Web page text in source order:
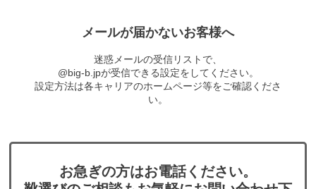
メールが届かないお客様へ
迷惑メールの受信リストで、
@big-b.jpが受信できる設定をしてください。
設定方法は各キャリアのホームページ等をご確認くださ
い。
お急ぎの方はお電話ください。